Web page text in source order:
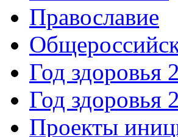
Православие
Год здоровья
Год здоровья
Проекты